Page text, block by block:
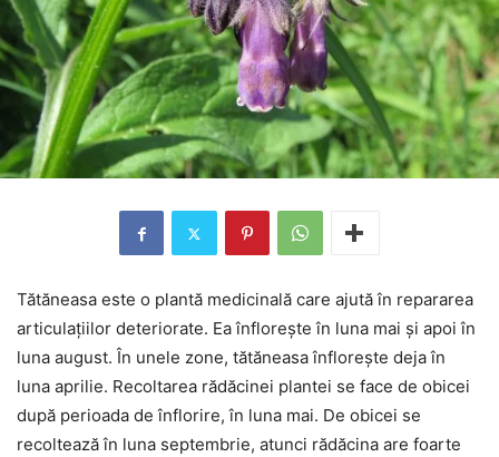
Tătăneasa este o plantă medicinală care ajută în repararea
articulațiilor deteriorate. Ea înflorește în luna mai și apoi în
luna august. În unele zone, tătăneasa înflorește deja în
luna aprilie. Recoltarea rădăcinei plantei se face de obicei
după perioada de înflorire, în luna mai. De obicei se
recoltează în luna septembrie, atunci rădăcina are foarte